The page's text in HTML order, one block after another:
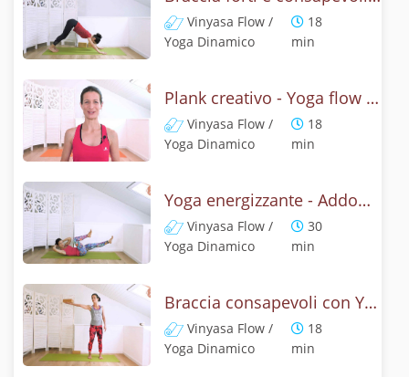
Vinyasa Flow /
Yoga Dinamico
18
min
Plank creativo - Yoga flow energizzante
Vinyasa Flow /
Yoga Dinamico
18
min
Yoga energizzante - Addominali attivi e core consapevole
Vinyasa Flow /
Yoga Dinamico
30
min
Braccia consapevoli con Yoga dinamico
Vinyasa Flow /
Yoga Dinamico
18
min